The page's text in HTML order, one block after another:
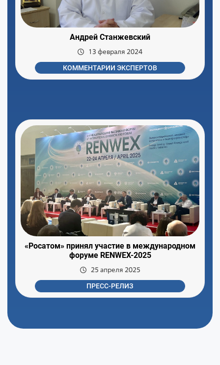
Андрей Станжевский
13 февраля 2024
КОММЕНТАРИИ ЭКСПЕРТОВ
«Росатом» принял участие в международном
форуме RENWEX-2025
25 апреля 2025
ПРЕСС-РЕЛИЗ